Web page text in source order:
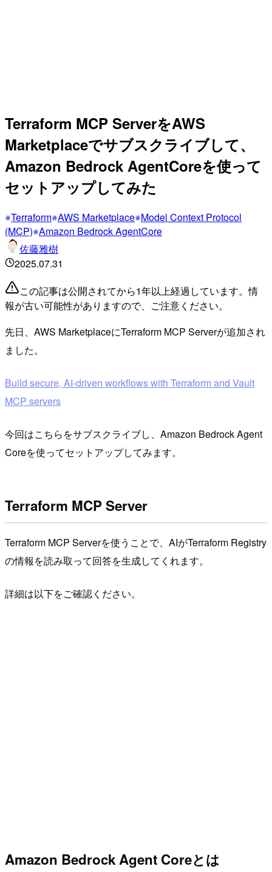
Terraform MCP ServerをAWS
Marketplaceでサブスクライブして、
Amazon Bedrock AgentCoreを使って
セットアップしてみた
Terraform AWS Marketplace Model Context Protocol
(MCP) Amazon Bedrock AgentCore
佐藤雅樹
2025.07.31
この記事は公開されてから1年以上経過しています。情
報が古い可能性がありますので、ご注意ください。
先日、AWS MarketplaceにTerraform MCP Serverが追加され
ました。
Build secure, AI-driven workflows with Terraform and Vault
MCP servers
今回はこちらをサブスクライブし、Amazon Bedrock Agent
Coreを使ってセットアップしてみます。
Terraform MCP Server
Terraform MCP Serverを使うことで、AIがTerraform Registry
の情報を読み取って回答を生成してくれます。
詳細は以下をご確認ください。
Amazon Bedrock Agent Coreとは